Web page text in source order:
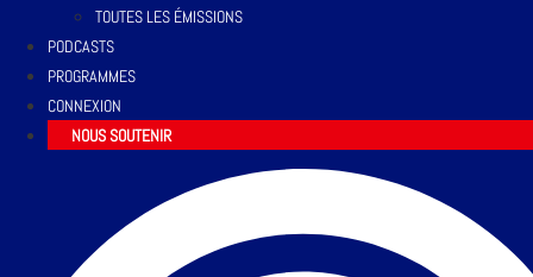
TOUTES LES ÉMISSIONS
PODCASTS
PROGRAMMES
CONNEXION
NOUS SOUTENIR